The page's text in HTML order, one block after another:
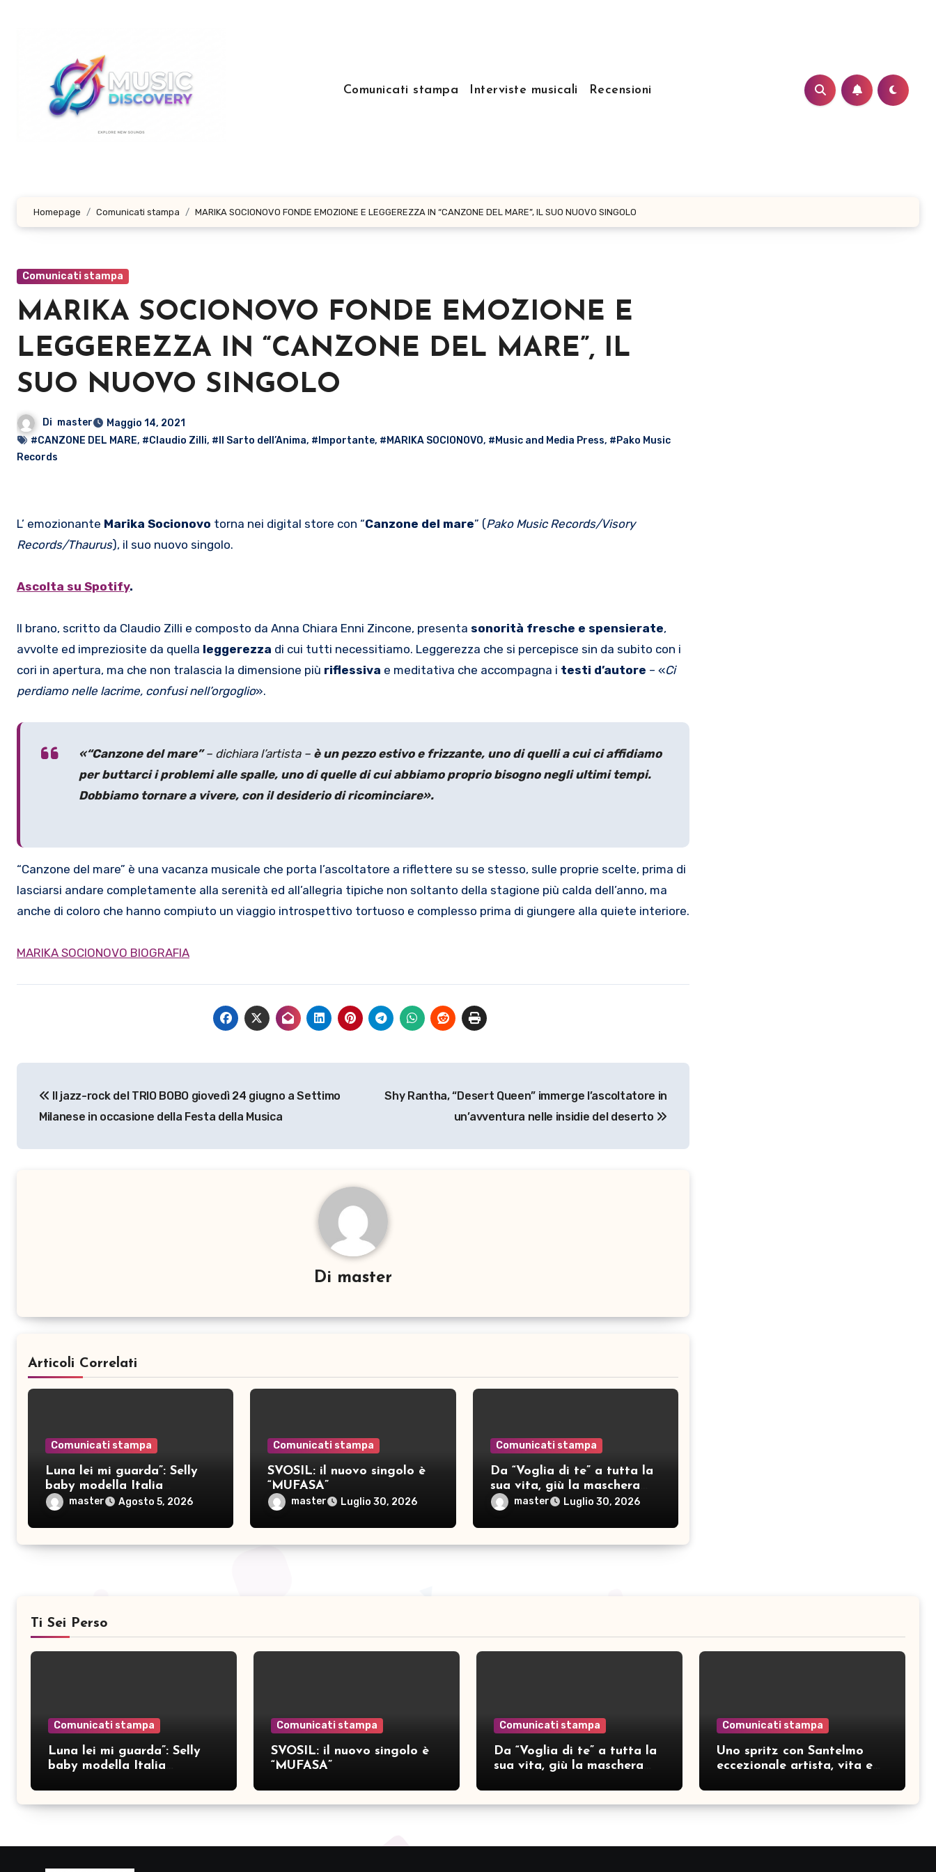
Comunicati stampa Interviste musicali Recensioni
Homepage Comunicati stampa MARIKA SOCIONOVO FONDE EMOZIONE E LEGGEREZZA IN “CANZONE DEL MARE”, IL SUO NUOVO SINGOLO
Comunicati stampa
MARIKA SOCIONOVO FONDE EMOZIONE E
LEGGEREZZA IN “CANZONE DEL MARE”, IL
SUO NUOVO SINGOLO
Di master
Maggio 14, 2021
#CANZONE DEL MARE, #Claudio Zilli, #Il Sarto dell’Anima, #Importante, #MARIKA SOCIONOVO, #Music and Media Press, #Pako Music
Records
L’ emozionante Marika Socionovo torna nei digital store con “Canzone del mare” (Pako Music Records/Visory
Records/Thaurus), il suo nuovo singolo.
Ascolta su Spotify.
Il brano, scritto da Claudio Zilli e composto da Anna Chiara Enni Zincone, presenta sonorità fresche e spensierate,
avvolte ed impreziosite da quella leggerezza di cui tutti necessitiamo. Leggerezza che si percepisce sin da subito con i
cori in apertura, ma che non tralascia la dimensione più riflessiva e meditativa che accompagna i testi d’autore – «Ci
perdiamo nelle lacrime, confusi nell’orgoglio».
«“Canzone del mare”– dichiara l’artista – è un pezzo estivo e frizzante, uno di quelli a cui ci affidiamo
per buttarci i problemi alle spalle, uno di quelle di cui abbiamo proprio bisogno negli ultimi tempi.
Dobbiamo tornare a vivere, con il desiderio di ricominciare».
“Canzone del mare” è una vacanza musicale che porta l’ascoltatore a riflettere su se stesso, sulle proprie scelte, prima di
lasciarsi andare completamente alla serenità ed all’allegria tipiche non soltanto della stagione più calda dell’anno, ma
anche di coloro che hanno compiuto un viaggio introspettivo tortuoso e complesso prima di giungere alla quiete interiore.
MARIKA SOCIONOVO BIOGRAFIA
articoli
Il jazz-rock del TRIO BOBO giovedì 24 giugno a Settimo
Milanese in occasione della Festa della Musica
Shy Rantha, “Desert Queen” immerge l’ascoltatore in
un’avventura nelle insidie del deserto
Di master
Articoli Correlati
Comunicati stampa
Luna lei mi guarda”: Selly
baby modella Italia
pubblica nove brani inediti
master Agosto 5, 2026
Comunicati stampa
SVOSIL: il nuovo singolo è
“MUFASA”
master Luglio 30, 2026
Comunicati stampa
Da “Voglia di te” a tutta la
sua vita, giù la maschera
per SAMAR
master Luglio 30, 2026
Ti Sei Perso
Comunicati stampa
Luna lei mi guarda”: Selly
baby modella Italia
Comunicati stampa
SVOSIL: il nuovo singolo è
“MUFASA”
Comunicati stampa
Da “Voglia di te” a tutta la
sua vita, giù la maschera
Comunicati stampa
Uno spritz con Santelmo
eccezionale artista, vita e
ridere” (acoustic version)